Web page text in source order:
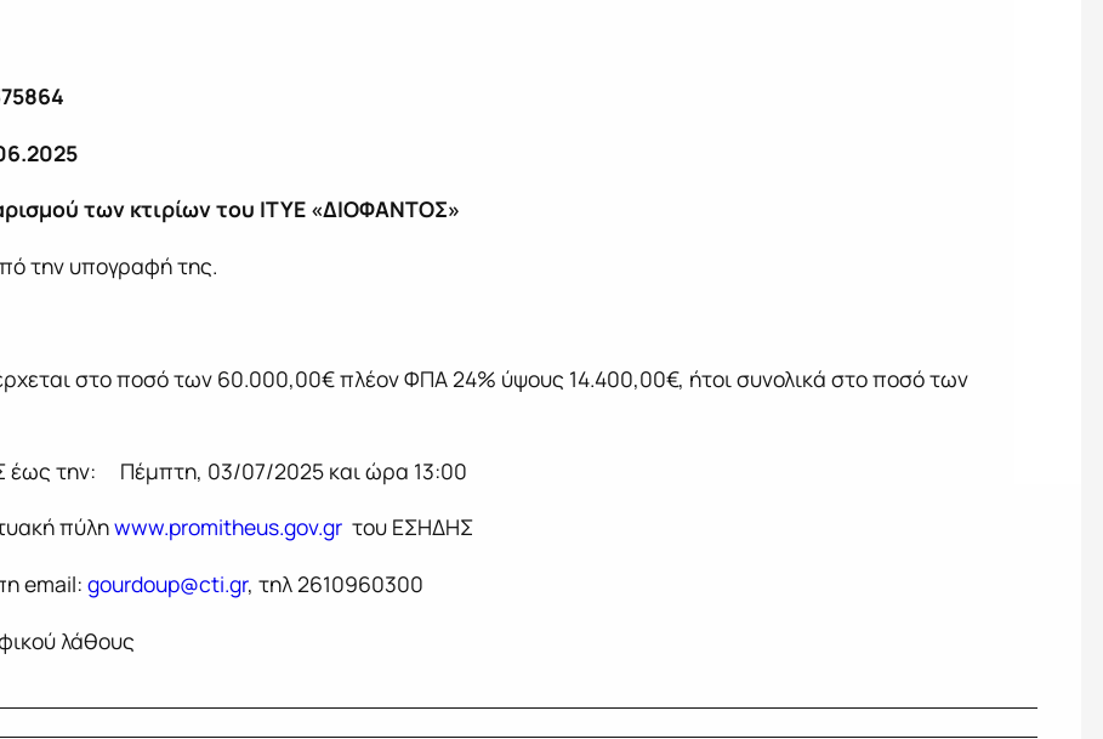
των κτιρίων του ΙΤΥΕ «ΔΙΟΦΑΝΤΟΣ»
την υπογραφή της.
στο ποσό των 60.000,00€ πλέον ΦΠΑ 24% ύψους 14.400,00€, ήτοι συνολικά στο ποσό των
την: Πέμπτη, 03/07/2025 και ώρα 13:00
πύληwww.promitheus.gov.gr του ΕΣΗΔΗΣ
email: gourdoup@cti.gr, τηλ 2610960300
λάθους